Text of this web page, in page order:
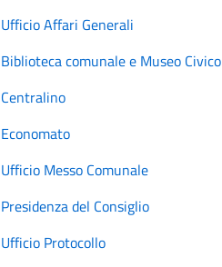
Ufficio Affari Generali
Biblioteca comunale e Museo Civico
Centralino
Economato
Ufficio Messo Comunale
Presidenza del Consiglio
Ufficio Protocollo